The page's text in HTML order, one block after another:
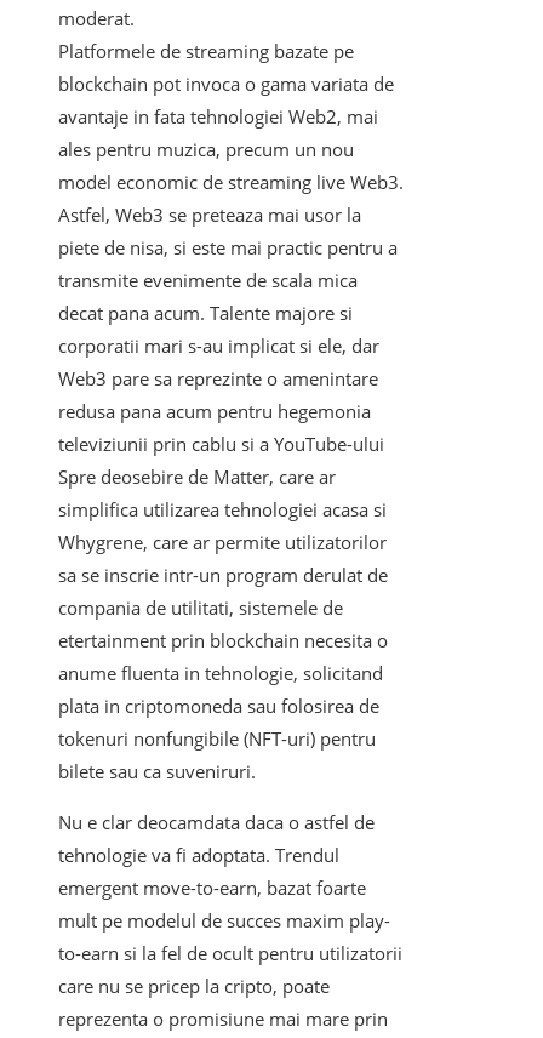
moderat.
Platformele de streaming bazate pe
blockchain pot invoca o gama variata de
avantaje in fata tehnologiei Web2, mai
ales pentru muzica, precum un nou
model economic de streaming live Web3.
Astfel, Web3 se preteaza mai usor la
piete de nisa, si este mai practic pentru a
transmite evenimente de scala mica
decat pana acum. Talente majore si
corporatii mari s-au implicat si ele, dar
Web3 pare sa reprezinte o amenintare
redusa pana acum pentru hegemonia
televiziunii prin cablu si a YouTube-ului
Spre deosebire de Matter, care ar
simplifica utilizarea tehnologiei acasa si
Whygrene, care ar permite utilizatorilor
sa se inscrie intr-un program derulat de
compania de utilitati, sistemele de
etertainment prin blockchain necesita o
anume fluenta in tehnologie, solicitand
plata in criptomoneda sau folosirea de
tokenuri nonfungibile (NFT-uri) pentru
bilete sau ca suveniruri.
Nu e clar deocamdata daca o astfel de
tehnologie va fi adoptata. Trendul
emergent move-to-earn, bazat foarte
mult pe modelul de succes maxim play-
to-earn si la fel de ocult pentru utilizatorii
care nu se pricep la cripto, poate
reprezenta o promisiune mai mare prin